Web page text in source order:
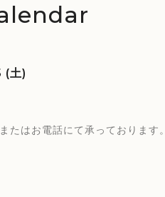
(土)
またはお電話にて承っております。